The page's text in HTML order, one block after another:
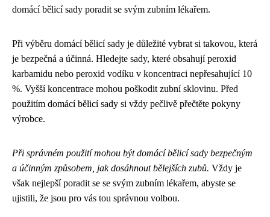
domácí bělicí sady poradit se svým zubním lékařem.
Při výběru domácí bělicí sady je důležité vybrat si takovou, která
je bezpečná a účinná. Hledejte sady, které obsahují peroxid
karbamidu nebo peroxid vodíku v koncentraci nepřesahující 10
%. Vyšší koncentrace mohou poškodit zubní sklovinu. Před
použitím domácí bělicí sady si vždy pečlivě přečtěte pokyny
výrobce.
Při správném použití mohou být domácí bělicí sady bezpečným
a účinným způsobem, jak dosáhnout bělejších zubů. Vždy je
však nejlepší poradit se se svým zubním lékařem, abyste se
ujistili, že jsou pro vás tou správnou volbou.